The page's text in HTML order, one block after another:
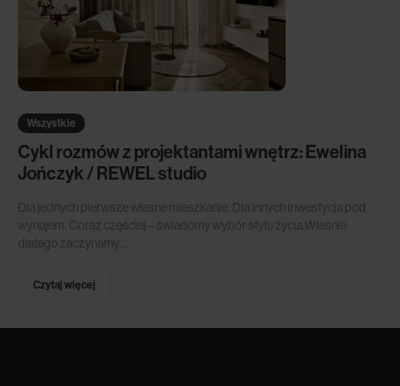
Wszystkie
Cykl rozmów z projektantami wnętrz: Ewelina
Jończyk / REWEL studio
Dla jednych pierwsze własne mieszkanie. Dla innych inwestycja pod
wynajem. Coraz częściej – świadomy wybór stylu życia.Właśnie
dlatego zaczynamy...
Czytaj więcej